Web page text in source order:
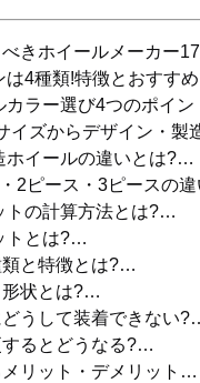
きホイールメーカー
4種類!特徴とおすす
ラー選び4つのポイ
イズからデザイン・製
ホイールの違いとは?…
2ピース・3ピースの
トの計算方法とは?…
トとは?…
と特徴とは?…
状とは?…
うして装着できない
るとどうなる?…
リット・デメリット…